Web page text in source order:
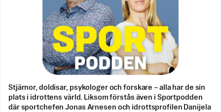
Stjärnor, doldisar, psykologer och forskare – alla har de sin
plats i idrottens värld. Liksom förstås även i Sportpodden
där sportchefen Jonas Arnesen och idrottsprofilen Danijela